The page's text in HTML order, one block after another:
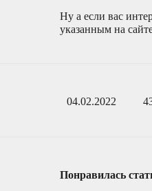
Ну а если вас
указанным на
04.02.2022
Понравилась